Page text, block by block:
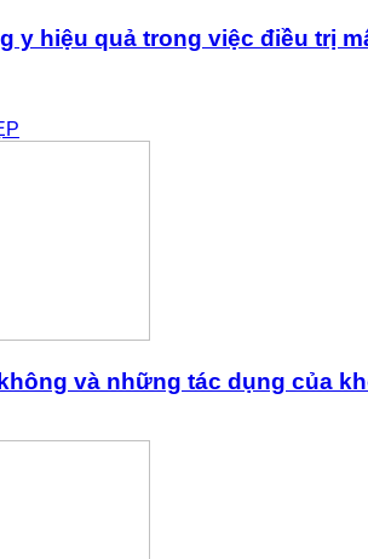
y hiệu quả trong việc điều trị
và những tác dụng của